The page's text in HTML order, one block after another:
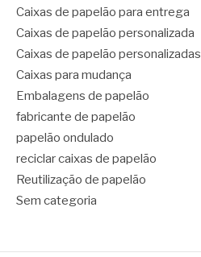
Caixas de papelão para entrega
Caixas de papelão personalizada
Caixas de papelão personalizadas
Caixas para mudança
Embalagens de papelão
fabricante de papelão
papelão ondulado
reciclar caixas de papelão
Reutilização de papelão
Sem categoria